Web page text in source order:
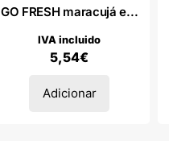
GO FRESH maracujá e...
5,54€
IVA incluido
Adicionar